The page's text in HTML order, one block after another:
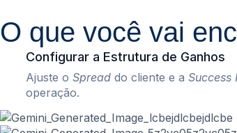
O que você vai
Configurar a Estrutura de Ganhos
Ajuste o Spreaddo cliente e a Success
operação.